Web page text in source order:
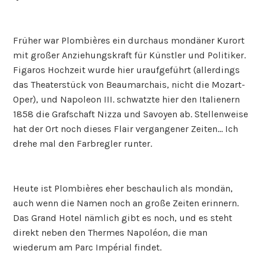
Früher war Plombières ein durchaus mondäner Kurort
mit großer Anziehungskraft für Künstler und Politiker.
Figaros Hochzeit wurde hier uraufgeführt (allerdings
das Theaterstück von Beaumarchais, nicht die Mozart-
Oper), und Napoleon III. schwatzte hier den Italienern
1858 die Grafschaft Nizza und Savoyen ab. Stellenweise
hat der Ort noch dieses Flair vergangener Zeiten… Ich
drehe mal den Farbregler runter.
Heute ist Plombières eher beschaulich als mondän,
auch wenn die Namen noch an große Zeiten erinnern.
Das Grand Hotel nämlich gibt es noch, und es steht
direkt neben den Thermes Napoléon, die man
wiederum am Parc Impérial findet.